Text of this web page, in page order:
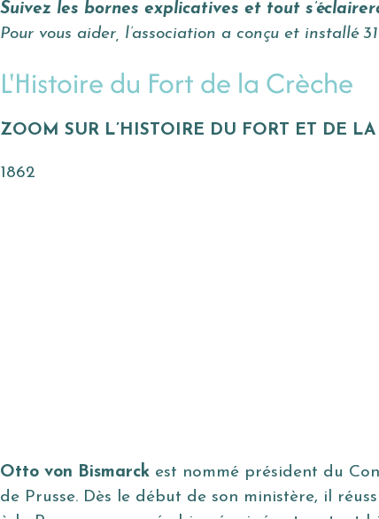
Suivez les bornes explicatives et tout
Pour vous aider, l’association a conçu et installé
L'Histoire du Fort de la Crèche
ZOOM SUR L’HISTOIRE DU FORT ET DE LA
1862
Otto von Bismarck est nommé président du
de Prusse. Dès le début de son ministère, il